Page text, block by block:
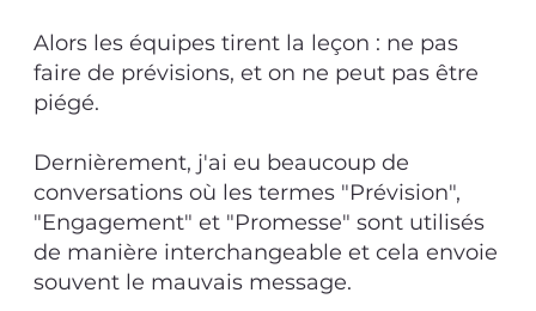
Alors les équipes tirent la leçon : ne pas
faire de prévisions, et on ne peut pas être
piégé.
Dernièrement, j'ai eu beaucoup de
conversations où les termes "Prévision",
"Engagement" et "Promesse" sont utilisés
de manière interchangeable et cela envoie
souvent le mauvais message.